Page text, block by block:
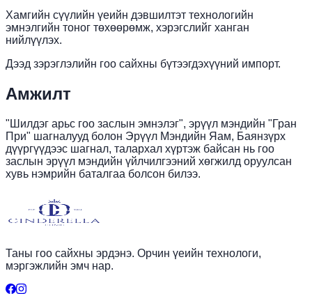
Хамгийн сүүлийн үеийн дэвшилтэт технологийн
эмнэлгийн тоног төхөөрөмж, хэрэгслийг ханган
нийлүүлэх.
Дээд зэрэглэлийн гоо сайхны бүтээгдэхүүний импорт.
Амжилт
"Шилдэг арьс гоо заслын эмнэлэг", эрүүл мэндийн "Гран
При" шагналууд болон Эрүүл Мэндийн Яам, Баянзүрх
дүүргүүдээс шагнал, талархал хүртэж байсан нь гоо
заслын эрүүл мэндийн үйлчилгээний хөгжилд оруулсан
хувь нэмрийн баталгаа болсон билээ.
Таны гоо сайхны эрдэнэ. Орчин үеийн технологи,
мэргэжлийн эмч нар.